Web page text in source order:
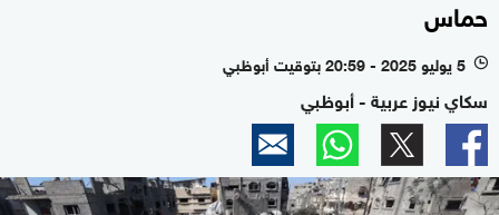
حماس
l 5 يوليو 2025 - 20:59 بتوقيت أبوظبي
سكاي نيوز عربية - أبوظبي